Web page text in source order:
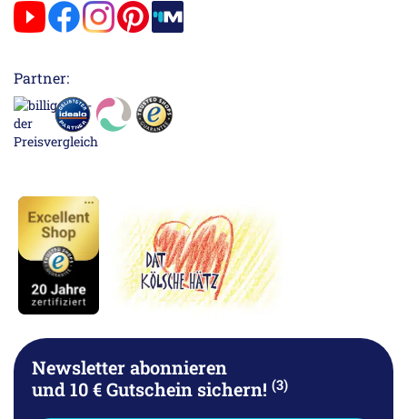
Partner:
Newsletter abonnieren
und 10 € Gutschein sichern! (3)